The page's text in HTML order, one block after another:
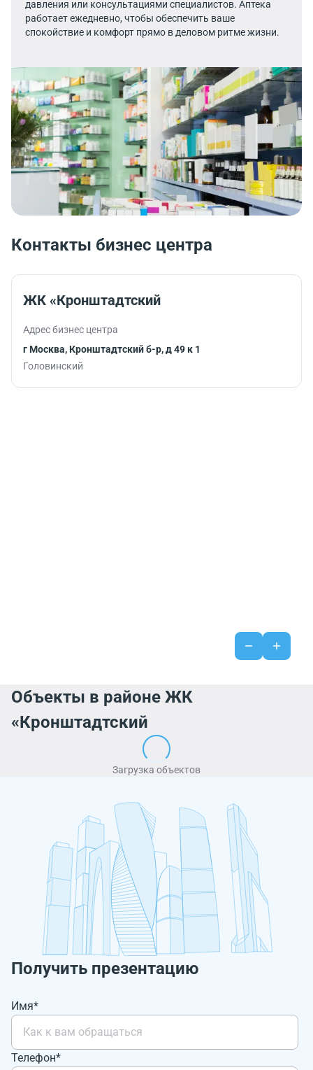
давления или консультациями специалистов. Аптека
работает ежедневно, чтобы обеспечить ваше
спокойствие и комфорт прямо в деловом ритме жизни.
Контакты бизнес центра
ЖК «Кронштадтский
Адрес бизнес центра
г Москва, Кронштадтский б-р, д 49 к 1
Головинский
Объекты в районе ЖК
«Кронштадтский
Загрузка объектов
Получить презентацию
Имя*
Телефон*